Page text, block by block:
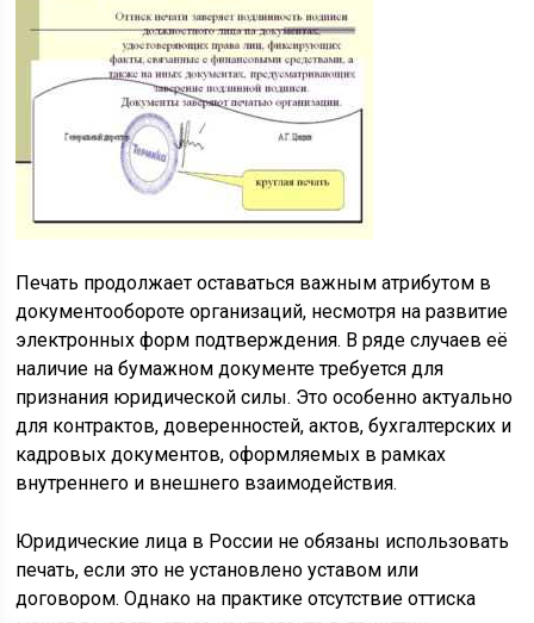
Печать продолжает оставаться важным атрибутом в
документообороте организаций, несмотря на развитие
электронных форм подтверждения. В ряде случаев её
наличие на бумажном документе требуется для
признания юридической силы. Это особенно актуально
для контрактов, доверенностей, актов, бухгалтерских и
кадровых документов, оформляемых в рамках
внутреннего и внешнего взаимодействия.
Юридические лица в России не обязаны использовать
печать, если это не установлено уставом или
договором. Однако на практике отсутствие оттиска